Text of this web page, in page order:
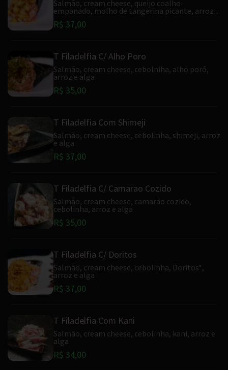
Salmão, cream cheese, queijo coalho
empanado, molho de tangerina picante, arroz...
R$ 37,00
T Filadelfia C/ Alho Poro
Salmão, cream cheese, cebolniha, alho poró,
arroz e alga
R$ 35,00
T Filadelfia Com Shimeji
Salmão, cream cheese, cebolinha, shimeji, arroz
e alga
R$ 37,00
T Filadelfia C/ Camarao Cozido
Salmão, cream cheese, camarão cozido,
cebolinha, arroz e alga
R$ 35,00
T Filadelfia C/ Doritos
Salmão, cream cheese, cebolinha, Doritos*,
arroz e alga
R$ 37,00
T Filadelfia Com Kani
Salmão, cream cheese, cebolinha, kani, arroz e
alga
R$ 34,00